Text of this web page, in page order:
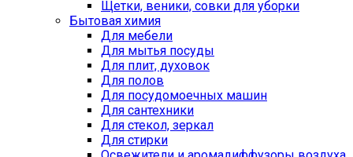
Щетки, веники, совки для уборки
Бытовая химия
Для мебели
Для мытья посуды
Для плит, духовок
Для полов
Для посудомоечных машин
Для сантехники
Для стекол, зеркал
Для стирки